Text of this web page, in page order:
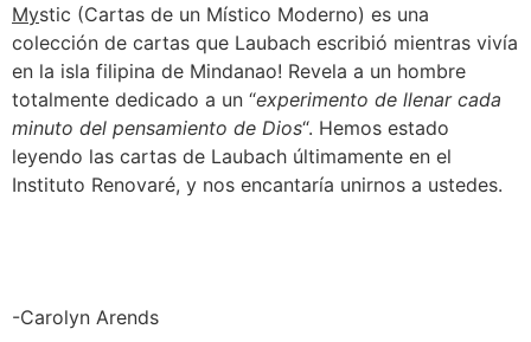
Mystic (Cartas de un Místico Moderno) es una
colección de cartas que Laubach escribió mientras vivía
en la isla filipina de Mindanao! Revela a un hombre
totalmente dedicado a un “experimento de llenar cada
minuto del pensamiento de Dios“. Hemos estado
leyendo las cartas de Laubach últimamente en el
Instituto Renovaré, y nos encantaría unirnos a ustedes.
-Carolyn Arends